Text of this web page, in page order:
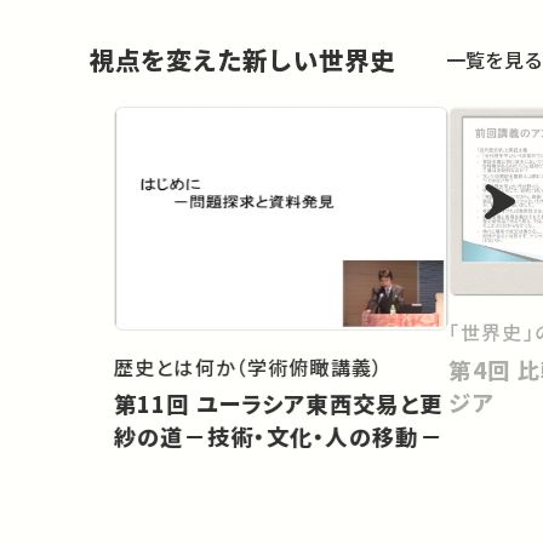
視点を変えた新しい世界史 一覧を見る
歴史とは何か（学術俯瞰講義）
第11回 ユーラシア東西交易と更
紗の道－技術・文化・人の移動－
「世界史
第4回 比較史のなかの日本・ア
ジア